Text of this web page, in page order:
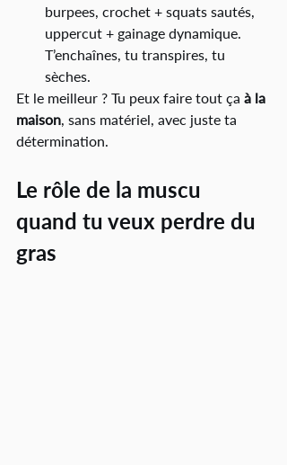
burpees, crochet + squats sautés,
uppercut + gainage dynamique.
T’enchaînes, tu transpires, tu
sèches.
Et le meilleur ? Tu peux faire tout ça à la
maison, sans matériel, avec juste ta
détermination.
Le rôle de la muscu
quand tu veux perdre du
gras